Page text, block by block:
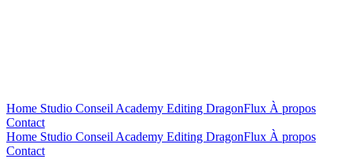
Home Studio Conseil Academy Editing DragonFlux À propos
Contact
Home Studio Conseil Academy Editing DragonFlux À propos
Contact